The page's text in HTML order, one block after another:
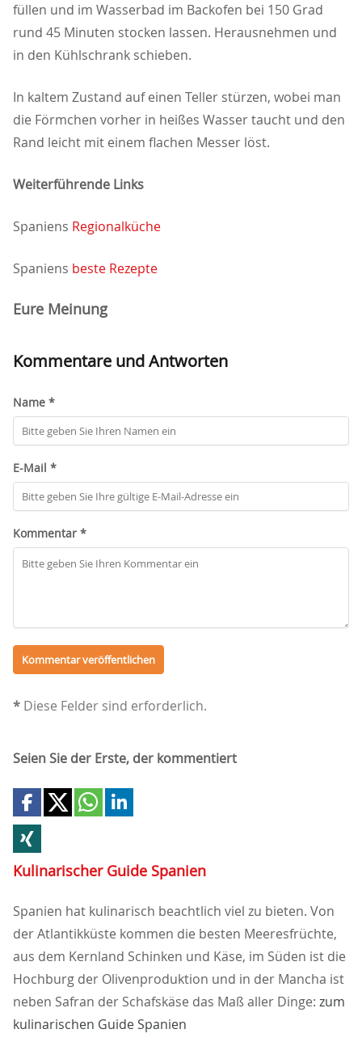
füllen und im Wasserbad im Backofen bei 150 Grad
rund 45 Minuten stocken lassen. Herausnehmen und
in den Kühlschrank schieben.
In kaltem Zustand auf einen Teller stürzen, wobei man
die Förmchen vorher in heißes Wasser taucht und den
Rand leicht mit einem flachen Messer löst.
Weiterführende Links
Spaniens Regionalküche
Spaniens beste Rezepte
Eure Meinung
Kommentare und Antworten
Name *
E-Mail *
Kommentar *
* Diese Felder sind erforderlich.
Seien Sie der Erste, der kommentiert
Kulinarischer Guide Spanien
Spanien hat kulinarisch beachtlich viel zu bieten. Von
der Atlantikküste kommen die besten Meeresfrüchte,
aus dem Kernland Schinken und Käse, im Süden ist die
Hochburg der Olivenproduktion und in der Mancha ist
neben Safran der Schafskäse das Maß aller Dinge: zum
kulinarischen Guide Spanien